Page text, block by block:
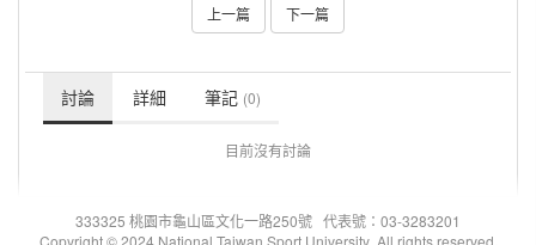
上一篇 下一篇
討論 詳細 筆記 (0)
目前沒有討論
333325 桃園市龜山區文化一路250號 代表號：03-3283201
Copyright © 2024 National Taiwan Sport University All rights reserved.